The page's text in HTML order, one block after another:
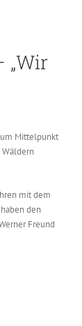
„Wir
Mittelpunkt
Wäldern
mit dem
den
Freund